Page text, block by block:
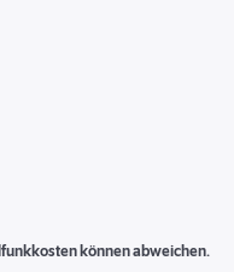
können abweichen.